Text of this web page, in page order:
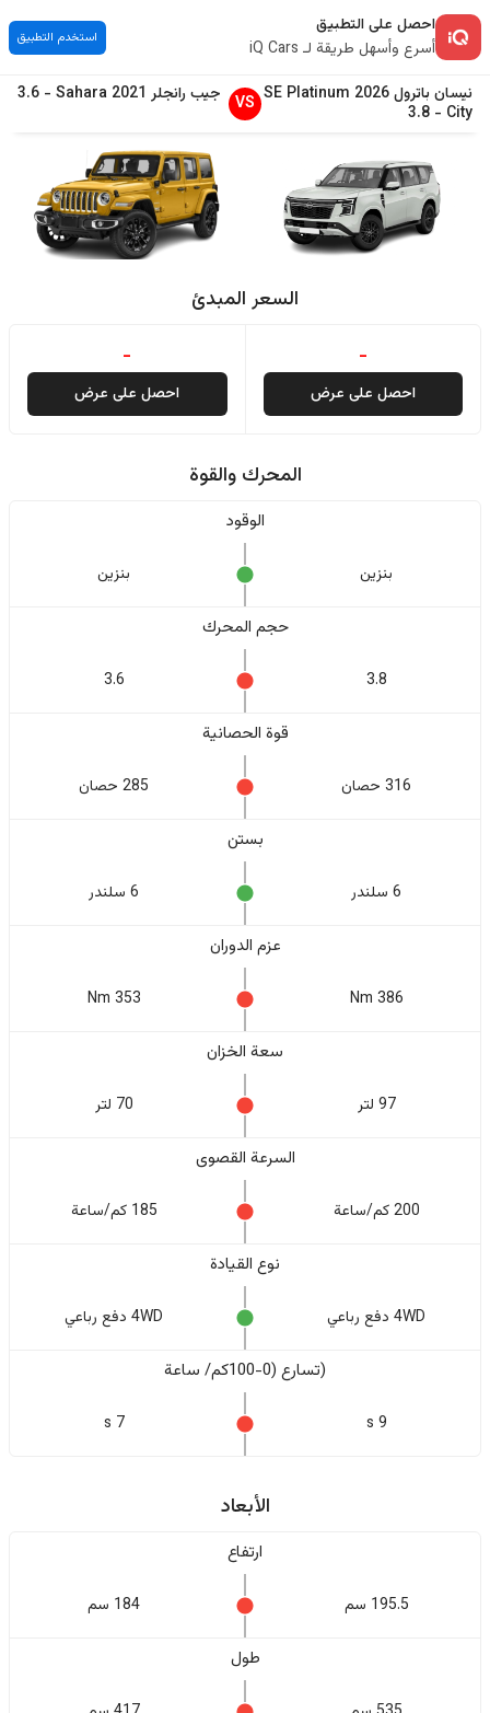
احصل على التطبيق
أسرع وأسهل طريقة لـ iQ Cars
استخدم التطبيق
نيسان باترول2026
SE Platinum
City
-
3.8
VS جيب رانجلر 2021
Sahara
-
3.6
السعر المبدئ
-
احصل على عرض
-
احصل على عرض
المحرك والقوة
الوقود
بنزين بنزين
حجم المحرك
3.8
3.6
قوة الحصانية
316 حصان 285 حصان
بستن
6 سلندر 6 سلندر
عزم الدوران
386 Nm
353 Nm
سعة الخزان
97 لتر 70 لتر
السرعة القصوى
200 كم/ساعة 185 كم/ساعة
نوع القيادة
4WD دفع رباعي 4WD دفع رباعي
(تسارع (0-100كم/ ساعة
9 s
7 s
الأبعاد
ارتفاع
195.5 سم 184 سم
طول